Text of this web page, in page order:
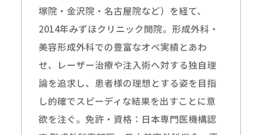
塚院・金沢院・名古屋院など）を経て、
2014年みずほクリニック開院。形成外科・
美容形成外科での豊富なオペ実績とあわ
せ、レーザー治療や注入術へ対する独自理
論を追求し、患者様の理想とする姿を目指
し的確でスピーディな結果を出すことに意
欲を注ぐ。免許・資格：日本専門医機構認